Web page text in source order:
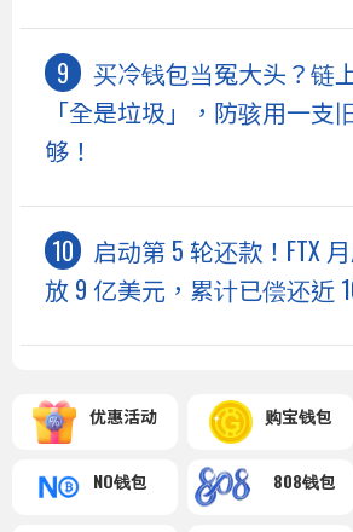
买冷钱包当冤大头？链
「全是垃圾」，防骇用一支
够！
启动第 5 轮还款！FTX
放 9 亿美元，累计已偿还近
优惠活动 购宝钱包
NO钱包 808钱包